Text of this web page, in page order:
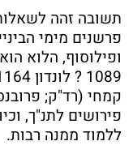
תשובה זהה
פרשנים מימי
ופילוסוף, הלוא
פירושים לתנ"ך,
ללמוד ממנה רבות.